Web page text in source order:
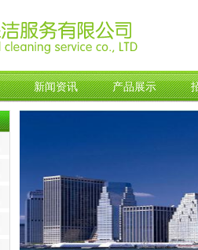
新闻资讯 产品展示